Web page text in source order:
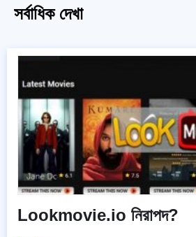
সর্বাধিক দেখা
Lookmovie.io নিরাপদ?